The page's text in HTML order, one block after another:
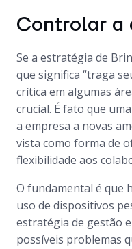
Controlar a
Se a estratégia de
que significa “traga
crítica em algumas
crucial. É fato que uma
a empresa a novas
vista como forma de
flexibilidade aos
O fundamental é que
uso de dispositivos
estratégia de gestão
possíveis problemas